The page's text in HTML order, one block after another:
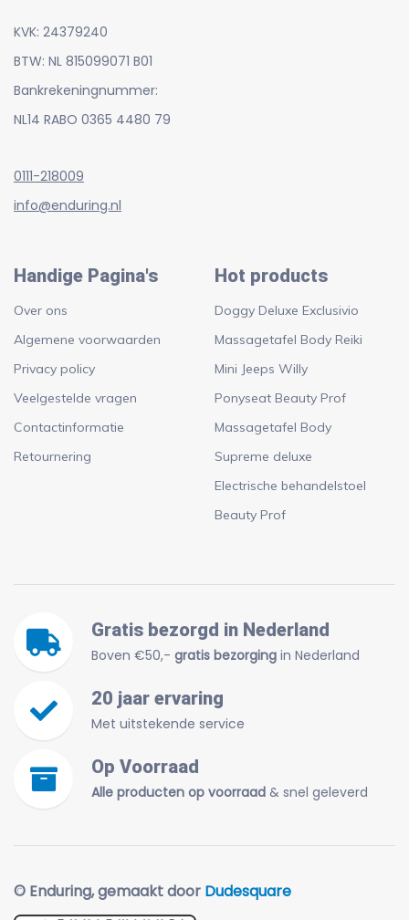
KVK: 24379240
BTW: NL 815099071 B01
Bankrekeningnummer:
NL14 RABO 0365 4480 79
0111-218009
info@enduring.nl
Handige Pagina's
Over ons
Algemene voorwaarden
Privacy policy
Veelgestelde vragen
Contactinformatie
Retournering
Hot products
Doggy Deluxe Exclusivio
Massagetafel Body Reiki
Mini Jeeps Willy
Ponyseat Beauty Prof
Massagetafel Body
Supreme deluxe
Electrische behandelstoel
Beauty Prof
Gratis bezorgd in Nederland
Boven €50,- gratis bezorging in Nederland
20 jaar ervaring
Met uitstekende service
Op Voorraad
Alle producten op voorraad & snel geleverd
© Enduring, gemaakt door Dudesquare